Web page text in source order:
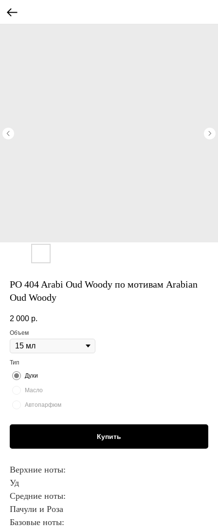
PO 404 Arabi Oud Woody по мотивам Arabian
Oud Woody
2 000 р.
Объем
Тип
Духи
Масло
Автопарфюм
Купить
Верхние ноты:
Уд
Средние ноты:
Пачули и Роза
Базовые ноты: